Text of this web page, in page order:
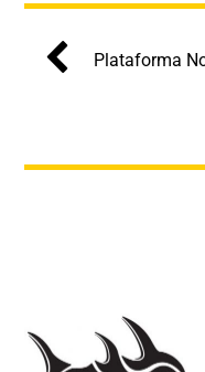
Plataforma